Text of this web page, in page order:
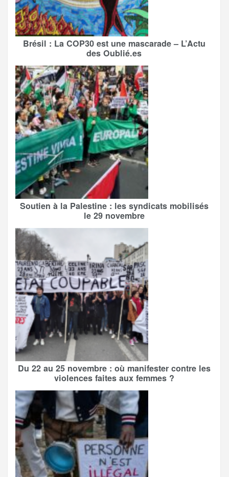
Brésil : La COP30 est une mascarade – L’Actu
des Oublié.es
Soutien à la Palestine : les syndicats mobilisés
le 29 novembre
Du 22 au 25 novembre : où manifester contre les
violences faites aux femmes ?